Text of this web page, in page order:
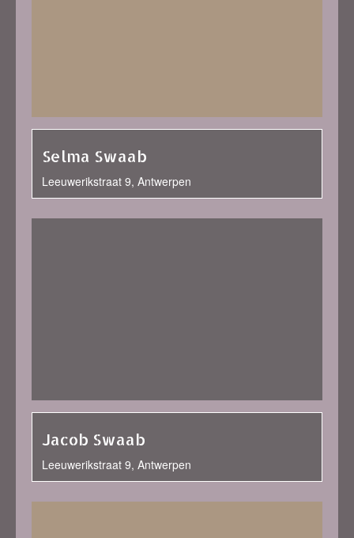
Selma Swaab
Leeuwerikstraat 9, Antwerpen
Jacob Swaab
Leeuwerikstraat 9, Antwerpen